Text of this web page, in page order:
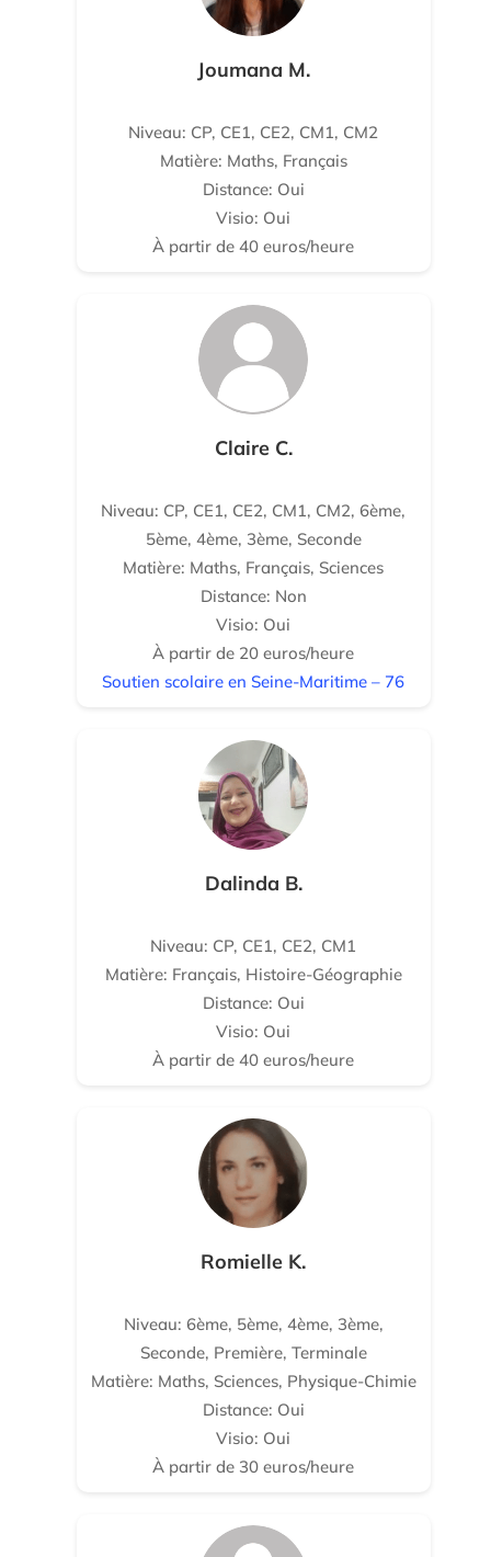
Joumana M.
Niveau: CP, CE1, CE2, CM1, CM2
Matière: Maths, Français
Distance: Oui
Visio: Oui
À partir de 40 euros/heure
Claire C.
Niveau: CP, CE1, CE2, CM1, CM2, 6ème,
5ème, 4ème, 3ème, Seconde
Matière: Maths, Français, Sciences
Distance: Non
Visio: Oui
À partir de 20 euros/heure
Soutien scolaire en Seine-Maritime – 76
Dalinda B.
Niveau: CP, CE1, CE2, CM1
Matière: Français, Histoire-Géographie
Distance: Oui
Visio: Oui
À partir de 40 euros/heure
Romielle K.
Niveau: 6ème, 5ème, 4ème, 3ème,
Seconde, Première, Terminale
Matière: Maths, Sciences, Physique-Chimie
Distance: Oui
Visio: Oui
À partir de 30 euros/heure